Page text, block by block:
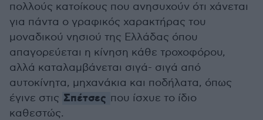
πολλούς κατοίκους που ανησυχούν ότι χάνεται
για πάντα ο γραφικός χαρακτήρας του
μοναδικού νησιού της Ελλάδας όπου
απαγορεύεται η κίνηση κάθε τροχοφόρου,
αλλά καταλαμβάνεται σιγά- σιγά από
αυτοκίνητα, μηχανάκια και ποδήλατα, όπως
έγινε στις Σπέτσες που ίσχυε το ίδιο
καθεστώς.